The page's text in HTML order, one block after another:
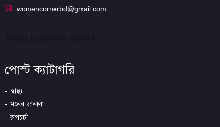
womencornerbd@gmail.com
পোস্ট ক্যাটাগরি
স্বাস্থ্য
মনের জানালা
রূপচর্চা